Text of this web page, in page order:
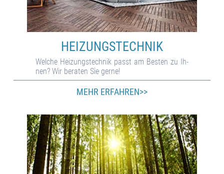
HEIZUNGS­TECHNIK
Welche Hei­zungs­tech­nik passt am Bes­ten zu Ih­
nen? Wir be­ra­ten Sie gerne!
MEHR ERFAHREN>>